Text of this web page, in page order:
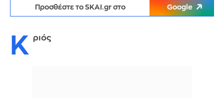
Προσθέστε το SKAI.gr στο Google
Κ ριός